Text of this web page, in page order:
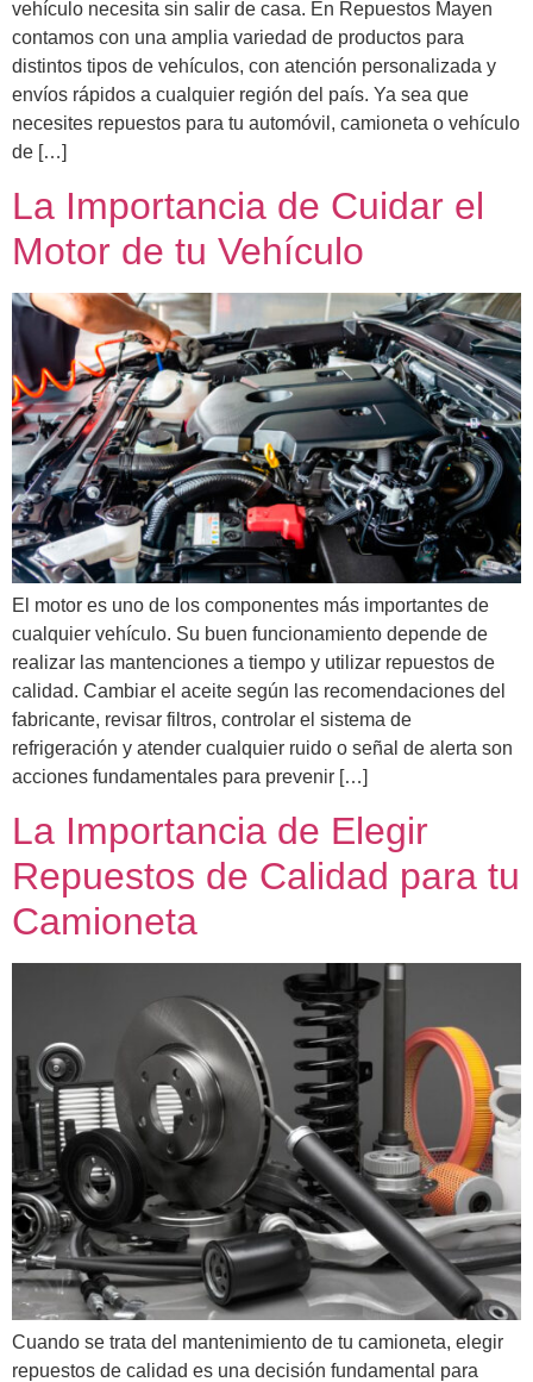
vehículo necesita sin salir de casa. En Repuestos Mayen
contamos con una amplia variedad de productos para
distintos tipos de vehículos, con atención personalizada y
envíos rápidos a cualquier región del país. Ya sea que
necesites repuestos para tu automóvil, camioneta o vehículo
de […]
La Importancia de Cuidar el
Motor de tu Vehículo
El motor es uno de los componentes más importantes de
cualquier vehículo. Su buen funcionamiento depende de
realizar las mantenciones a tiempo y utilizar repuestos de
calidad. Cambiar el aceite según las recomendaciones del
fabricante, revisar filtros, controlar el sistema de
refrigeración y atender cualquier ruido o señal de alerta son
acciones fundamentales para prevenir […]
La Importancia de Elegir
Repuestos de Calidad para tu
Camioneta
Cuando se trata del mantenimiento de tu camioneta, elegir
repuestos de calidad es una decisión fundamental para